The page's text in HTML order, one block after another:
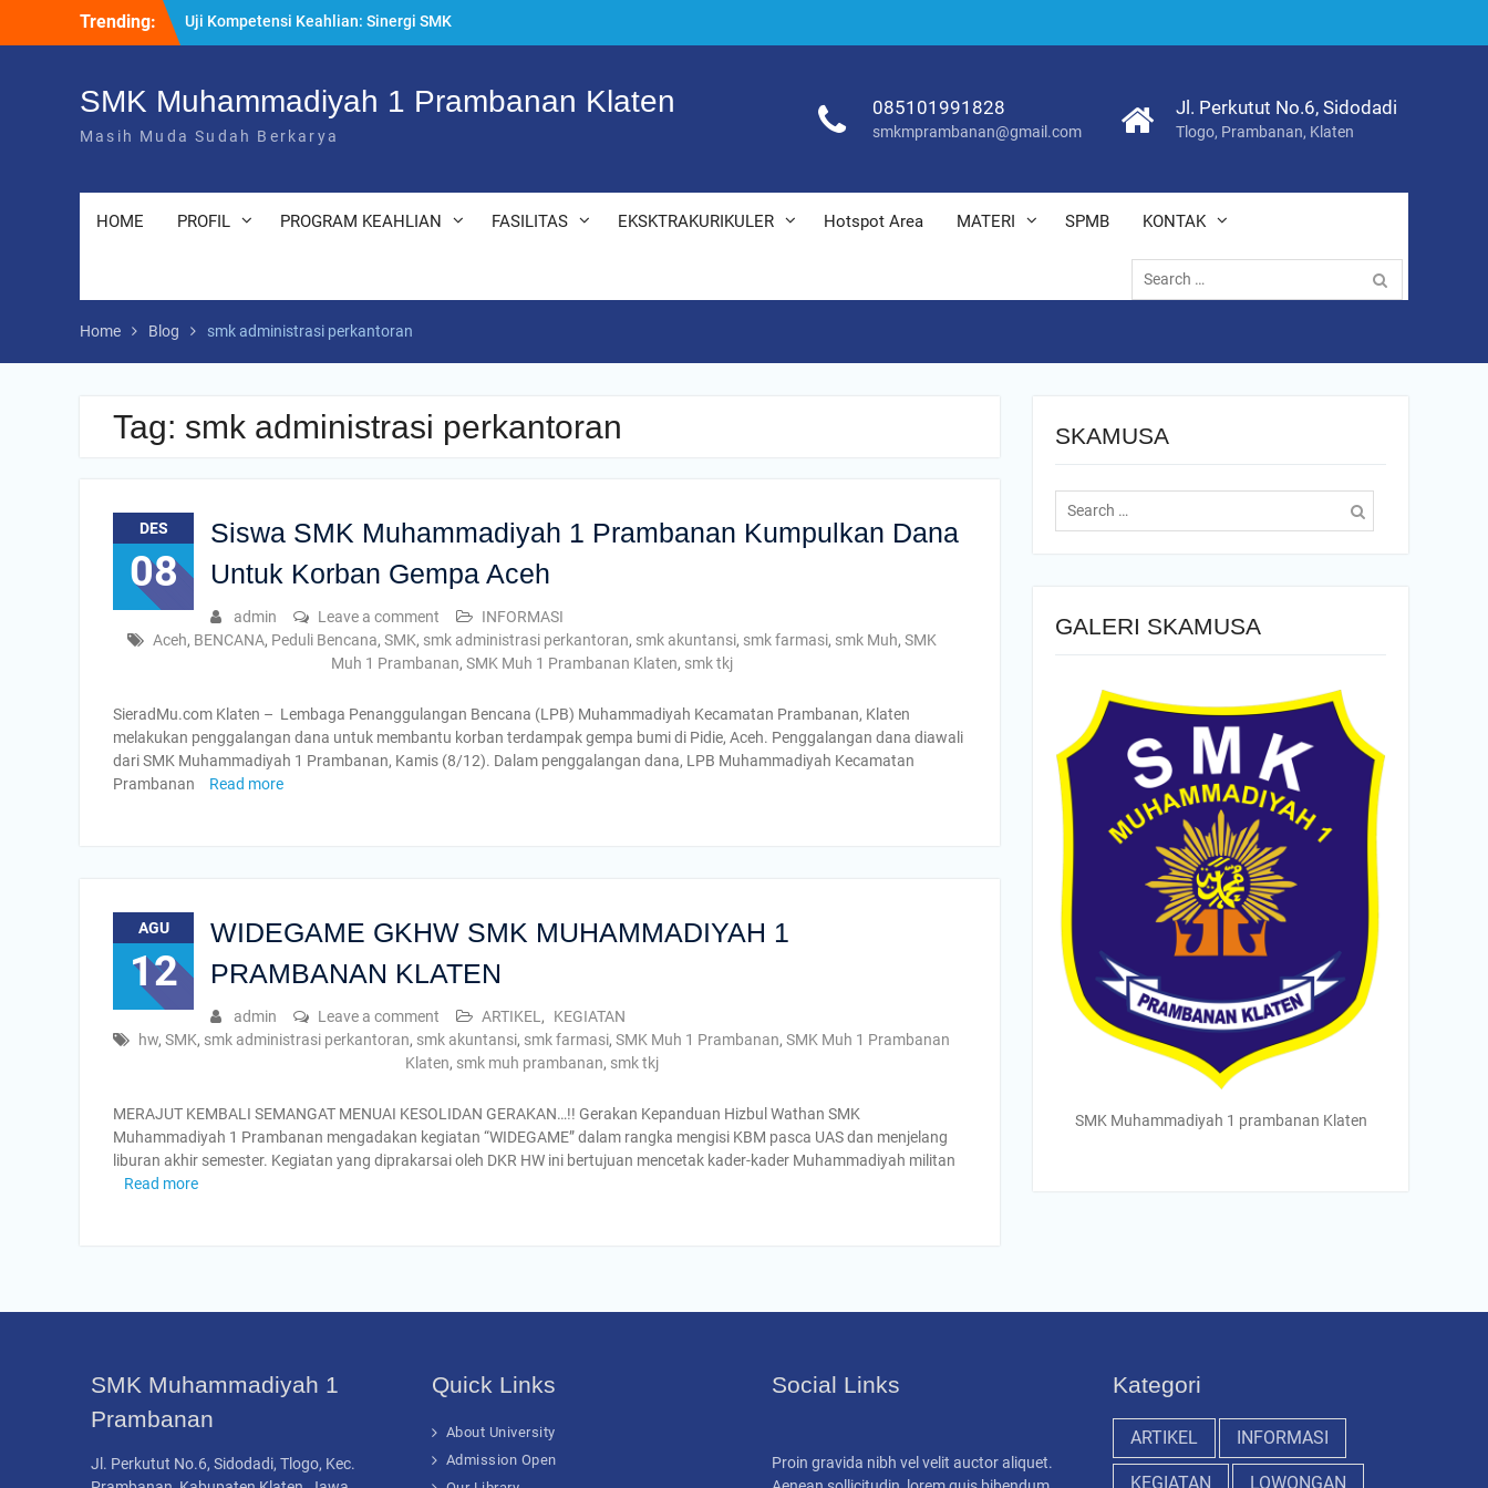
Trending:
Uji Kompetensi Keahlian: Sinergi SMK
Bersama LSP dalam Mencetak Lulusan
“Pesantren Ramadan” Sebagai Momentum
Bermuhasabah dan Perbaikan Diri
205 Murid Baru Ikuti Fortasi dan MPLS,
SMK Muhammadiyah 1 Prambanan Klaten
Masih Muda Sudah Berkarya
085101991828
smkmprambanan@gmail.com
Jl. Perkutut No.6, Sidodadi
Tlogo, Prambanan, Klaten
HOME PROFIL PROGRAM KEAHLIAN FASILITAS EKSKTRAKURIKULER Hotspot Area MATERI SPMB KONTAK
Search
for:
Home Blog smk administrasi perkantoran
Tag: smk administrasi perkantoran
DES
08
Siswa SMK Muhammadiyah 1 Prambanan Kumpulkan Dana
Untuk Korban Gempa Aceh
admin Leave a comment
INFORMASI
Aceh, BENCANA, Peduli Bencana, SMK, smk administrasi perkantoran, smk akuntansi, smk farmasi, smk Muh, SMK
Muh 1 Prambanan, SMK Muh 1 Prambanan Klaten, smk tkj
SieradMu.com Klaten – Lembaga Penanggulangan Bencana (LPB) Muhammadiyah Kecamatan Prambanan, Klaten
melakukan penggalangan dana untuk membantu korban terdampak gempa bumi di Pidie, Aceh. Penggalangan dana diawali
dari SMK Muhammadiyah 1 Prambanan, Kamis (8/12). Dalam penggalangan dana, LPB Muhammadiyah Kecamatan
Prambanan
Read more
AGU
12
WIDEGAME GKHW SMK MUHAMMADIYAH 1
PRAMBANAN KLATEN
admin Leave a comment ARTIKEL ,
KEGIATAN
hw, SMK, smk administrasi perkantoran, smk akuntansi, smk farmasi, SMK Muh 1 Prambanan, SMK Muh 1 Prambanan
Klaten, smk muh prambanan, smk tkj
MERAJUT KEMBALI SEMANGAT MENUAI KESOLIDAN GERAKAN…!! Gerakan Kepanduan Hizbul Wathan SMK
Muhammadiyah 1 Prambanan mengadakan kegiatan “WIDEGAME” dalam rangka mengisi KBM pasca UAS dan menjelang
liburan akhir semester. Kegiatan yang diprakarsai oleh DKR HW ini bertujuan mencetak kader-kader Muhammadiyah militan
Read more
SKAMUSA
Search
for:
GALERI SKAMUSA
SMK Muhammadiyah 1 prambanan Klaten
SMK Muhammadiyah 1
Prambanan
Jl. Perkutut No.6, Sidodadi, Tlogo, Kec.
Quick Links
About University
Admission Open
Social Links
Proin gravida nibh vel velit auctor aliquet.
Kategori
ARTIKEL INFORMASI
KEGIATAN LOWONGAN